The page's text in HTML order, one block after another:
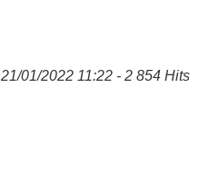
21/01/2022 11:22 - 2 854 Hits